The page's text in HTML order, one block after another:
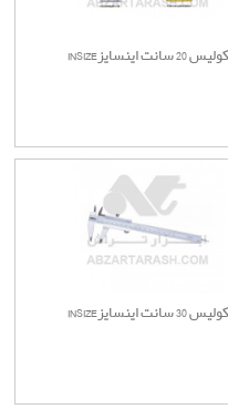
کولیس 20 سانت اینسایزINSIZE
کولیس 30 سانت اینسایزINSIZE